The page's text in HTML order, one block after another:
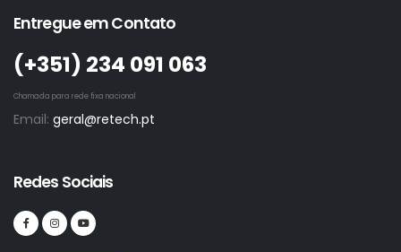
Entregue em Contato
(+351)­ 234 091 063
Chamada para rede fixa nacional
Email: geral@retech.pt
Redes Sociais